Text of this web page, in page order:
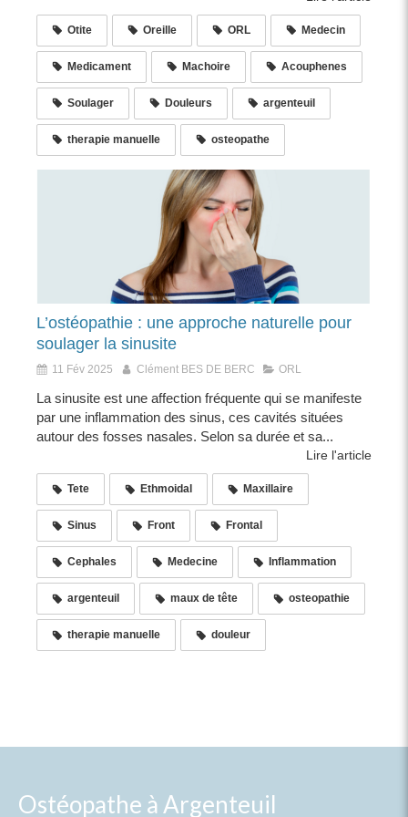
Otite Oreille ORL Medecin
Medicament Machoire Acouphenes
Soulager Douleurs argenteuil
therapie manuelle osteopathe
L’ostéopathie : une approche naturelle pour
soulager la sinusite
11 Fév 2025 Clément BES DE BERC ORL
La sinusite est une affection fréquente qui se manifeste
par une inflammation des sinus, ces cavités situées
autour des fosses nasales. Selon sa durée et sa...
Lire l'article
Tete Ethmoidal Maxillaire
Sinus Front Frontal
Cephales Medecine Inflammation
argenteuil maux de tête osteopathie
therapie manuelle douleur
Ostéopathe à Argenteuil